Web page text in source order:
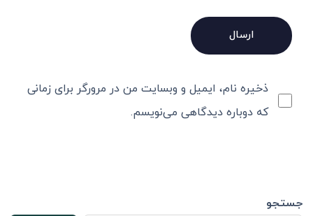
ذخیره نام، ایمیل و وبسایت من در مرورگر برای زمانی
که دوباره دیدگاهی می‌نویسم.
جستجو